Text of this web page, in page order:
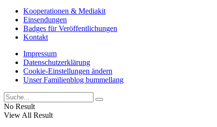
Kooperationen & Mediakit
Einsendungen
Badges für Veröffentlichungen
Kontakt
Impressum
Datenschutzerklärung
Cookie-Einstellungen ändern
Unser Familienblog bummellang
No Result
View All Result